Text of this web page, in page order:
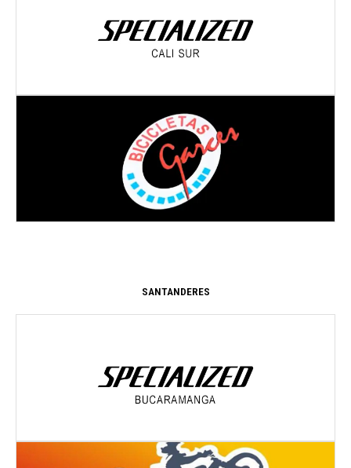
Dirección:CR 66 10 A 61
Cali- Valle
Dirección:Cl. 9 #30-32
CALI
- VALLE DEL CAUCA
SANTANDERES
Dirección:CL 50 28 40 BRR SOTOMAYOR
Bucaramanga- Santander